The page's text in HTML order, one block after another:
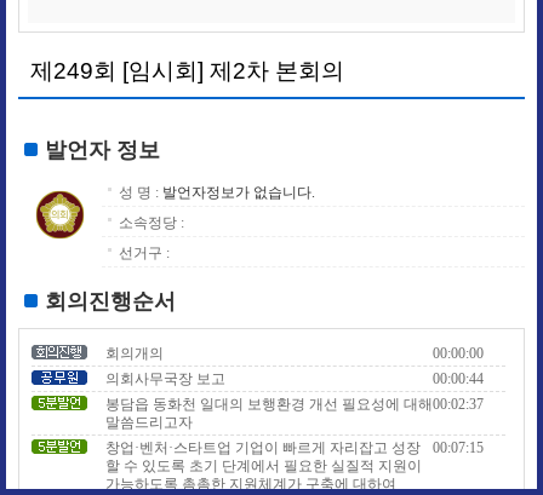
제249회 [임시회] 제2차 본회의
발언자 정보
성 명 : 발언자정보가 없습니다.
소속정당 :
선거구 :
회의진행순서
회의개의
00:00:00
의회사무국장 보고
00:00:44
봉담읍 동화천 일대의 보행환경 개선 필요성에 대해
말씀드리고자
00:02:37
창업·벤처·스타트업 기업이 빠르게 자리잡고 성장
할 수 있도록 초기 단계에서 필요한 실질적 지원이
가능하도록 촘촘한 지원체계가 구축에 대하여
00:07:15